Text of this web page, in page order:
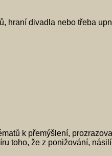
hraní divadla nebo třeba
k přemýšlení,
toho, že z ponižování,